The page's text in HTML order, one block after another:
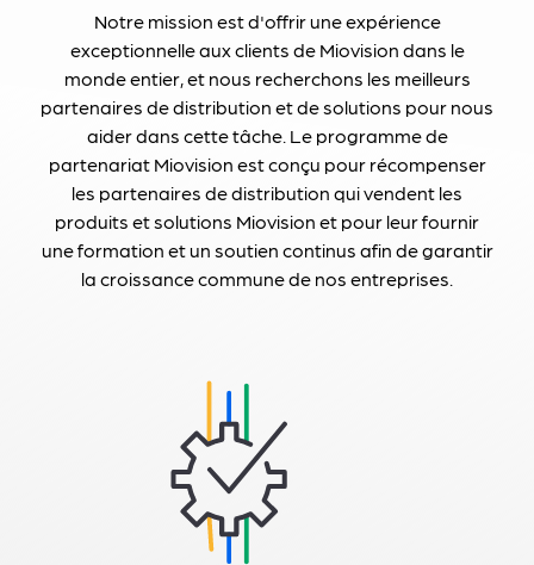
Notre mission est d'offrir une expérience
exceptionnelle aux clients de Miovision dans le
monde entier, et nous recherchons les meilleurs
partenaires de distribution et de solutions pour nous
aider dans cette tâche. Le programme de
partenariat Miovision est conçu pour récompenser
les partenaires de distribution qui vendent les
produits et solutions Miovision et pour leur fournir
une formation et un soutien continus afin de garantir
la croissance commune de nos entreprises.